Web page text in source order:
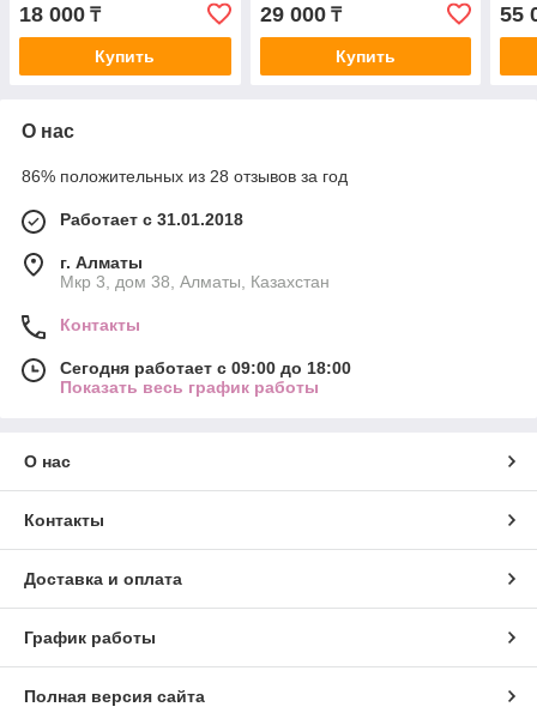
18 000 ₸
Купить
29 000₸
Купить
1мм
55
О нас
86% положительных из 28 отзывов за год
Работает с 31.01.2018
г. Алматы
Мкр 3, дом 38, Алматы, Казахстан
Контакты
Сегодня работает с 09:00 до 18:00
Показать весь график работы
О нас
Контакты
Доставка и оплата
График работы
Полная версия сайта